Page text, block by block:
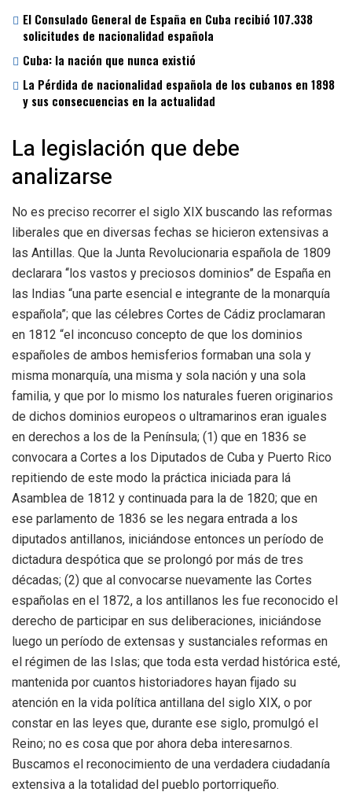
El Consulado General de España en Cuba recibió 107.338
solicitudes de nacionalidad española
Cuba: la nación que nunca existió
La Pérdida de nacionalidad española de los cubanos en 1898
y sus consecuencias en la actualidad
La legislación que debe
analizarse
No es preciso recorrer el siglo XIX buscando las reformas
liberales que en diversas fechas se hicieron extensivas a
las Antillas. Que la Junta Revolucionaria española de 1809
declarara ‘‘los vastos y preciosos dominios’’ de España en
las Indias “una parte esencial e integrante de la monarquía
española”; que las célebres Cortes de Cádiz proclamaran
en 1812 “el inconcuso concepto de que los dominios
españoles de ambos hemisferios formaban una sola y
misma monarquía, una misma y sola nación y una sola
familia, y que por lo mismo los naturales fueren originarios
de dichos dominios europeos o ultramarinos eran iguales
en derechos a los de la Península; (1) que en 1836 se
convocara a Cortes a los Diputados de Cuba y Puerto Rico
repitiendo de este modo la práctica iniciada para lá
Asamblea de 1812 y continuada para la de 1820; que en
ese parlamento de 1836 se les negara entrada a los
diputados antillanos, iniciándose entonces un período de
dictadura despótica que se prolongó por más de tres
décadas; (2) que al convocarse nuevamente las Cortes
españolas en el 1872, a los antillanos les fue reconocido el
derecho de participar en sus deliberaciones, iniciándose
luego un período de extensas y sustanciales reformas en
el régimen de las Islas; que toda esta verdad histórica esté,
mantenida por cuantos historiadores hayan fijado su
atención en la vida política antillana del siglo XIX, o por
constar en las leyes que, durante ese siglo, promulgó el
Reino; no es cosa que por ahora deba interesarnos.
Buscamos el reconocimiento de una verdadera ciudadanía
extensiva a la totalidad del pueblo portorriqueño.